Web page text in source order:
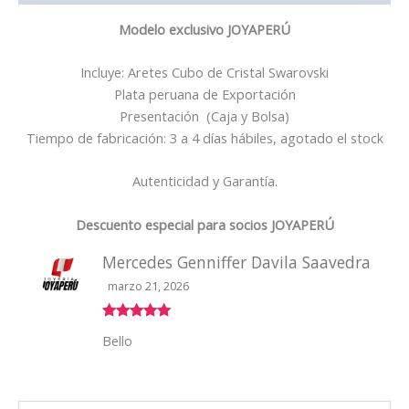
Modelo exclusivo JOYAPERÚ
Incluye: Aretes Cubo de Cristal Swarovski
Plata peruana de Exportación
Presentación (Caja y Bolsa)
Tiempo de fabricación: 3 a 4 días hábiles, agotado el stock
Autenticidad y Garantía.
Descuento especial para socios JOYAPERÚ
con5
Mercedes Genniffer Davila Saavedra
marzo 21, 2026
Bello